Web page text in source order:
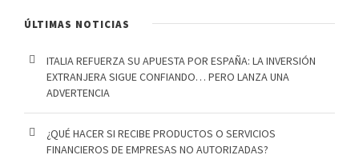
ÚLTIMAS NOTICIAS
ITALIA REFUERZA SU APUESTA POR ESPAÑA: LA INVERSIÓN
EXTRANJERA SIGUE CONFIANDO… PERO LANZA UNA
ADVERTENCIA
¿QUÉ HACER SI RECIBE PRODUCTOS O SERVICIOS
FINANCIEROS DE EMPRESAS NO AUTORIZADAS?